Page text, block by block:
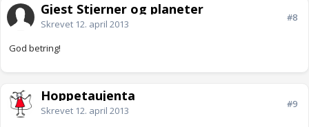
Gjest Stjerner og planeter
Skrevet 12. april 2013
#8
God betring!
Hoppetaujenta
Skrevet 12. april 2013
#9